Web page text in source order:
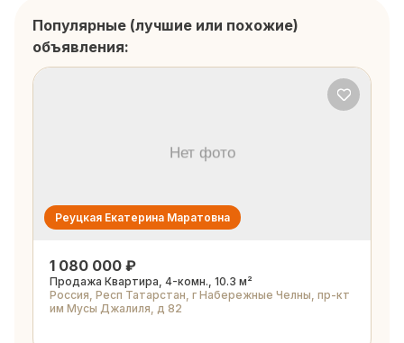
Популярные (лучшие или похожие)
объявления:
Реуцкая Екатерина Маратовна
1 080 000 ₽
Продажа Квартира, 4-комн., 10.3 м²
Россия, Респ Татарстан, г Набережные Челны, пр-кт
им Мусы Джалиля, д 82